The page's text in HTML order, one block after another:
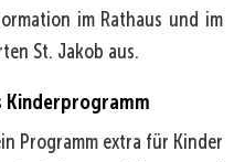
im Rathaus und im
St. Jakob aus.
Kinderprogramm
Programm extra für Kinder